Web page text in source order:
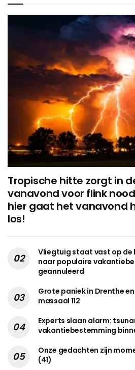
Tropische hitte zorgt in
vanavond voor flink
hier gaat het vanavond
los!
Vliegtuig staat vast op de
naar populaire
geannuleerd
Grote paniek in Drenthe
massaal 112
Experts slaan alarm:
vakantiebestemming
Onze gedachten zijn
(41)